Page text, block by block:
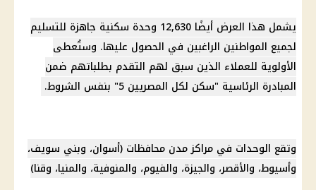
يشمل هذا العرض أيضًا 12,630 وحدة سكنية جاهزة للتسليم
لجميع المواطنين الراغبين في الحصول عليها. وستُعطى
الأولوية للعملاء الذين سبق لهم التقدم بطلباتهم ضمن
المبادرة الرئاسية "سكن لكل المصريين 5" بنفس الشروط.
وتقع الوحدات في مراكز مدن محافظات (أسوان، وبني سويف،
وأسيوط، والأقصر، والجيزة، والفيوم، والمنوفية، والمنيا، وقنا)